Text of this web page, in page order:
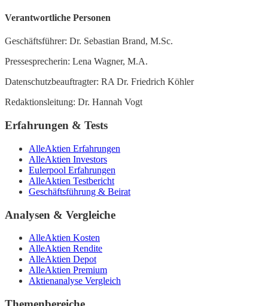
Verantwortliche Personen
Geschäftsführer: Dr. Sebastian Brand, M.Sc.
Pressesprecherin: Lena Wagner, M.A.
Datenschutzbeauftragter: RA Dr. Friedrich Köhler
Redaktionsleitung: Dr. Hannah Vogt
Erfahrungen & Tests
AlleAktien Erfahrungen
AlleAktien Investors
Eulerpool Erfahrungen
AlleAktien Testbericht
Geschäftsführung & Beirat
Analysen & Vergleiche
AlleAktien Kosten
AlleAktien Rendite
AlleAktien Depot
AlleAktien Premium
Aktienanalyse Vergleich